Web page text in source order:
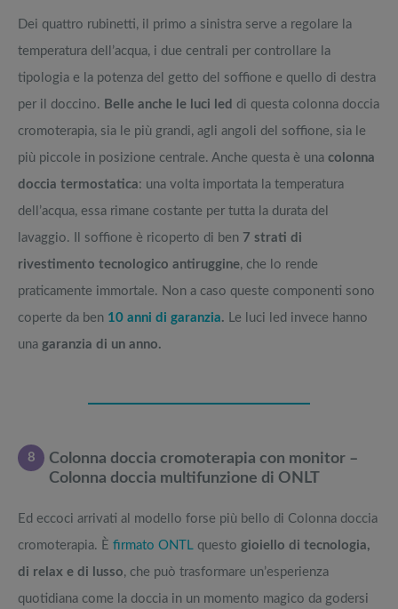
Dei quattro rubinetti, il primo a sinistra serve a regolare la
temperatura dell’acqua, i due centrali per controllare la
tipologia e la potenza del getto del soffione e quello di destra
per il doccino. Belle anche le luci led di questa colonna doccia
cromoterapia, sia le più grandi, agli angoli del soffione, sia le
più piccole in posizione centrale. Anche questa è una colonna
doccia termostatica: una volta importata la temperatura
dell’acqua, essa rimane costante per tutta la durata del
lavaggio. Il soffione è ricoperto di ben 7 strati di
rivestimento tecnologico antiruggine, che lo rende
praticamente immortale. Non a caso queste componenti sono
coperte da ben 10 anni di garanzia. Le luci led invece hanno
una garanzia di un anno.
8
Colonna doccia cromoterapia con monitor –
Colonna doccia multifunzione di ONLT
Ed eccoci arrivati al modello forse più bello di Colonna doccia
cromoterapia. È firmato ONTL questo gioiello di tecnologia,
di relax e di lusso, che può trasformare un’esperienza
quotidiana come la doccia in un momento magico da godersi